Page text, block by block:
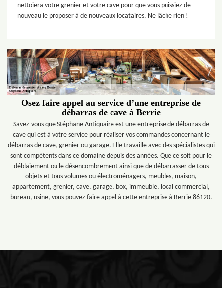
nettoiera votre grenier et votre cave pour que vous puissiez de
nouveau le proposer à de nouveaux locataires. Ne lâche rien !
Osez faire appel au service d’une entreprise de
débarras de cave à Berrie
Savez-vous que Stéphane Antiquaire est une entreprise de débarras de
cave qui est à votre service pour réaliser vos commandes concernant le
débarras de cave, grenier ou garage. Elle travaille avec des spécialistes qui
sont compétents dans ce domaine depuis des années. Que ce soit pour le
déblaiement ou le désencombrement ainsi que de débarrasser de tous
objets et tous volumes ou électroménagers, meubles, maison,
appartement, grenier, cave, garage, box, immeuble, local commercial,
bureau, usine, vous pouvez faire appel à cette entreprise à Berrie 86120.